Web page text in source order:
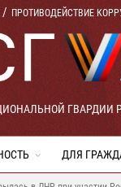
ПРОТИВОДЕЙСТВИЕ
ГВАРДИИ
ДЛЯ